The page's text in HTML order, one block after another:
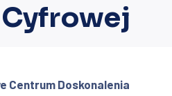
Centrum Doskonalenia